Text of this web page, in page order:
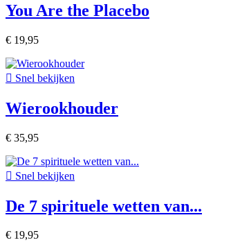
You Are the Placebo
€ 19,95
 Snel bekijken
Wierookhouder
€ 35,95
 Snel bekijken
De 7 spirituele wetten van...
€ 19,95